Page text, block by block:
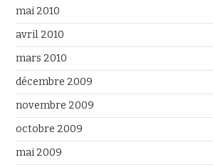
mai 2010
avril 2010
mars 2010
décembre 2009
novembre 2009
octobre 2009
mai 2009